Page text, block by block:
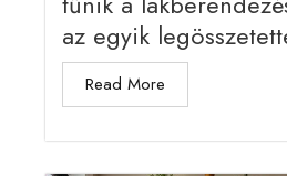
az egyik
Read More